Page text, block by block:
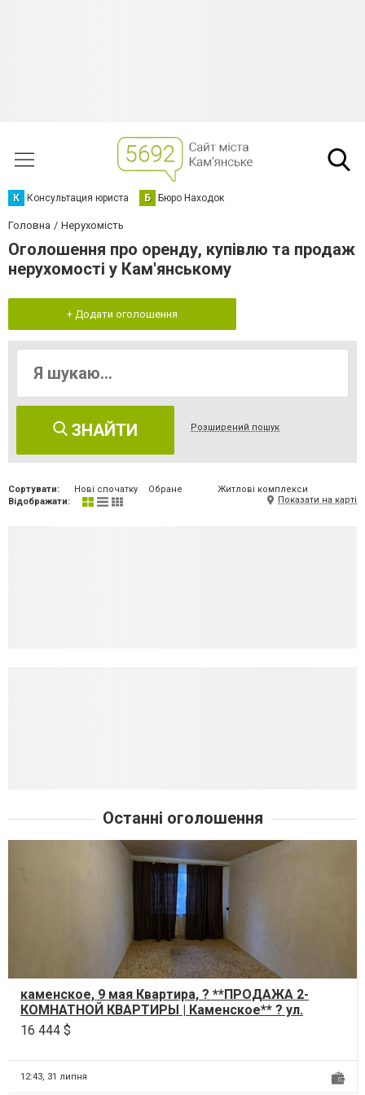
К Консультация юриста Б Бюро Находок
Головна Нерухомість
Оголошення про оренду, купівлю та продаж
нерухомості у Кам'янському
+ Додати оголошення
ЗНАЙТИ Розширений пошук
Сортувати: Нові спочатку Обране
Житлові комплекси
Відображати:
Показати на карті
Останні оголошення
каменское, 9 мая Квартира, ? **ПРОДАЖА 2-
КОМНАТНОЙ КВАРТИРЫ | Каменское** ? ул.
Дениса Рохтина (9 М...
16 444 $
12:43, 31 липня